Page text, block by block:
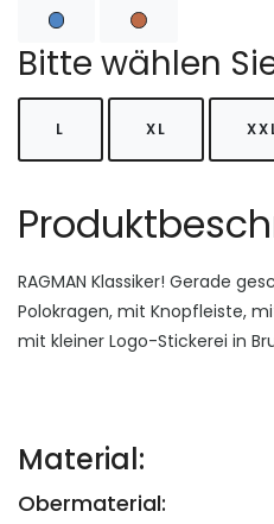
Bitte wählen
L XL
RAGMAN Klassiker! Gerade
Polokragen, mit Knopfleiste,
mit kleiner Logo-Stickerei in
Material:
Obermaterial: